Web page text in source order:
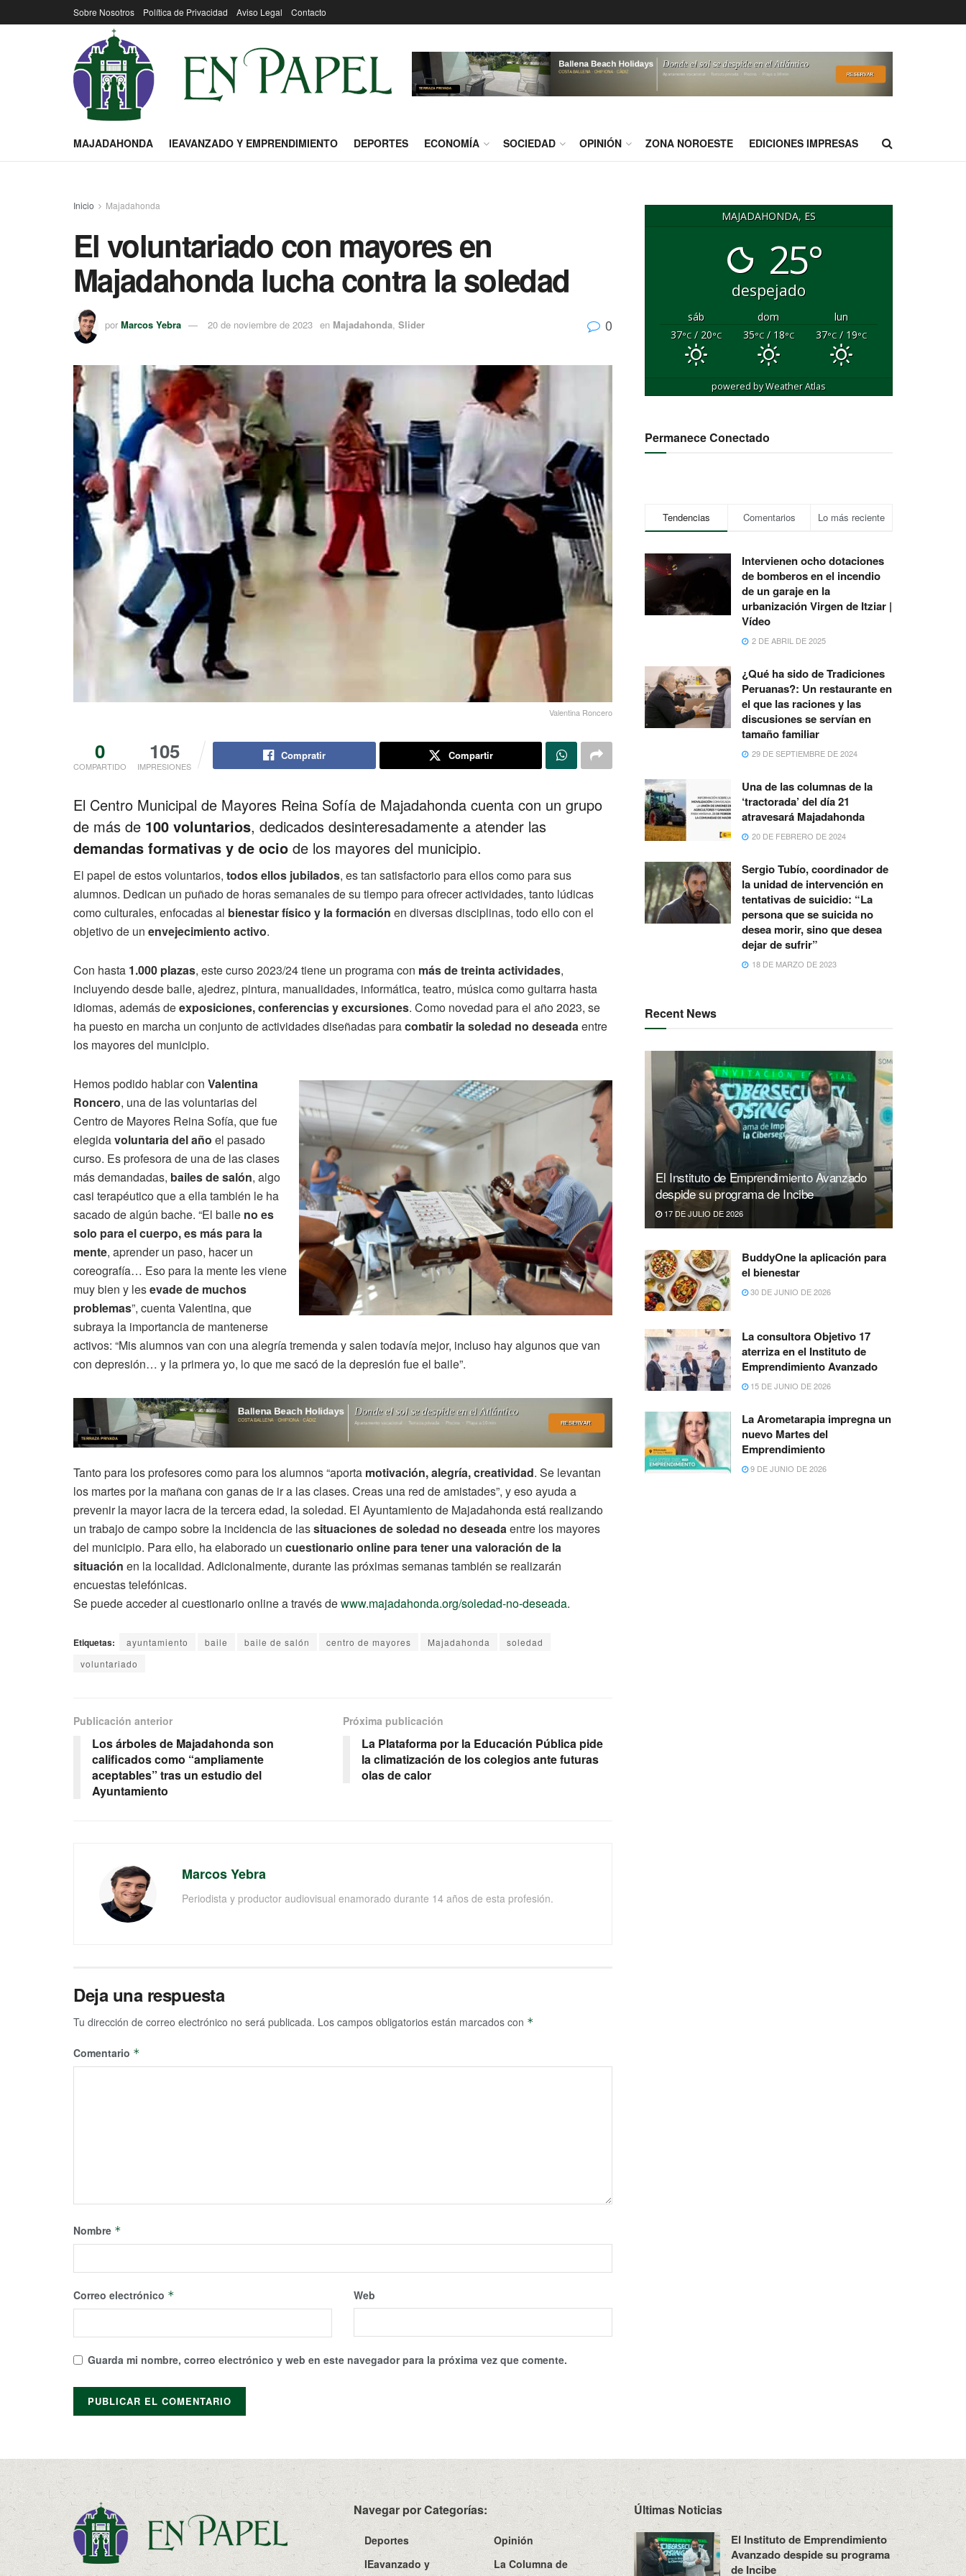
Sobre Nosotros Política de Privacidad Aviso Legal Contacto
MAJADAHONDA IEAVANZADO Y EMPRENDIMIENTO DEPORTES ECONOMÍA SOCIEDAD OPINIÓN ZONA NOROESTE EDICIONES IMPRESAS
Inicio Majadahonda
El voluntariado con mayores en
Majadahonda lucha contra la soledad
por Marcos Yebra 20 de noviembre de 2023 en Majadahonda, Slider 0
Valentina Roncero
0
COMPARTIDO
105
IMPRESIONES
Compratir Compartir
El Centro Municipal de Mayores Reina Sofía de Majadahonda cuenta con un grupo
de más de 100 voluntarios, dedicados desinteresadamente a atender las
demandas formativas y de ocio de los mayores del municipio.
El papel de estos voluntarios, todos ellos jubilados, es tan satisfactorio para ellos como para sus
alumnos. Dedican un puñado de horas semanales de su tiempo para ofrecer actividades, tanto lúdicas
como culturales, enfocadas al bienestar físico y la formación en diversas disciplinas, todo ello con el
objetivo de un envejecimiento activo.
Con hasta 1.000 plazas, este curso 2023/24 tiene un programa con más de treinta actividades,
incluyendo desde baile, ajedrez, pintura, manualidades, informática, teatro, música como guitarra hasta
idiomas, además deexposiciones, conferencias y excursiones. Como novedad para el año 2023, se
ha puesto en marcha un conjunto de actividades diseñadas paracombatir la soledad no deseadaentre
los mayores del municipio.
Hemos podido hablar con Valentina
Roncero, una de las voluntarias del
Centro de Mayores Reina Sofía, que fue
elegidavoluntaria del año el pasado
curso. Es profesora de una de las clases
más demandadas, bailes de salón, algo
casi terapéutico que a ella también le ha
sacado de algún bache. “El baile no es
solo para el cuerpo, es más para la
mente, aprender un paso, hacer un
coreografía… Eso para la mente les viene
muy bien y lesevade de muchos
problemas”, cuenta Valentina, que
subraya la importancia de mantenerse
activos: “Mis alumnos van con una alegría tremenda y salen todavía mejor, incluso hay algunos que van
con depresión… y la primera yo, lo que me sacó de la depresión fue el baile”.
Tanto para los profesores como para los alumnos “aporta motivación, alegría, creatividad. Se levantan
los martes por la mañana con ganas de ir a las clases. Creas una red de amistades”, y eso ayuda a
prevenir la mayor lacra de la tercera edad, la soledad. El Ayuntamiento de Majadahonda está realizando
un trabajo de campo sobre la incidencia de lassituaciones de soledad no deseadaentre los mayores
del municipio. Para ello, ha elaborado un cuestionario online para tener una valoración de la
situación en la localidad. Adicionalmente, durante las próximas semanas también se realizarán
encuestas telefónicas.
Se puede acceder al cuestionario online a través dewww.majadahonda.org/soledad-no-deseada.
Etiquetas: ayuntamiento baile baile de salón centro de mayores Majadahonda
soledad
voluntariado
Publicación anterior
Los árboles de Majadahonda son
calificados como “ampliamente
aceptables” tras un estudio del
Ayuntamiento
Próxima publicación
La Plataforma por la Educación Pública pide
la climatización de los colegios ante futuras
olas de calor
Marcos Yebra
Periodista y productor audiovisual enamorado durante 14 años de esta profesión.
Deja una respuesta
Tu dirección de correo electrónico no será publicada. Los campos obligatorios están marcados con *
Comentario *
Nombre *
Correo electrónico * Web
Guarda mi nombre, correo electrónico y web en este navegador para la próxima vez que comente.
MAJADAHONDA, ES
25°
despejado
sáb dom
lun
37°C/ 20°C 35°C/ 18°C 37°C/ 19°C
powered byWeather Atlas
Permanece Conectado
Tendencias Comentarios Lo más reciente
Intervienen ocho dotaciones
de bomberos en el incendio
de un garaje en la
urbanización Virgen de Itziar |
Vídeo
2 DE ABRIL DE 2025
¿Qué ha sido de Tradiciones
Peruanas?: Un restaurante en
el que las raciones y las
discusiones se servían en
tamaño familiar
29 DE SEPTIEMBRE DE 2024
Una de las columnas de la
‘tractorada’ del día 21
atravesará Majadahonda
20 DE FEBRERO DE 2024
Sergio Tubío, coordinador de
la unidad de intervención en
tentativas de suicidio: “La
persona que se suicida no
desea morir, sino que desea
dejar de sufrir”
18 DE MARZO DE 2023
Recent News
El Instituto de Emprendimiento Avanzado
despide su programa de Incibe
17 DE JULIO DE 2026
BuddyOne la aplicación para
el bienestar
30 DE JUNIO DE 2026
La consultora Objetivo 17
aterriza en el Instituto de
Emprendimiento Avanzado
15 DE JUNIO DE 2026
La Arometarapia impregna un
nuevo Martes del
Emprendimiento
9 DE JUNIO DE 2026
Navegar por Categorías:
Deportes
Opinión
IEavanzado y
La Columna de
Últimas Noticias
El Instituto de Emprendimiento
Avanzado despide su programa
de Incibe